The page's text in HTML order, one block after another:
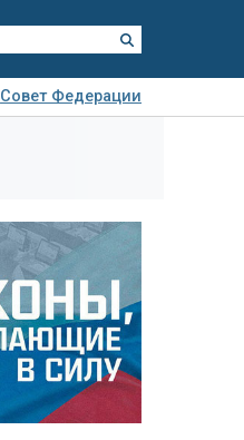
Совет Федерации